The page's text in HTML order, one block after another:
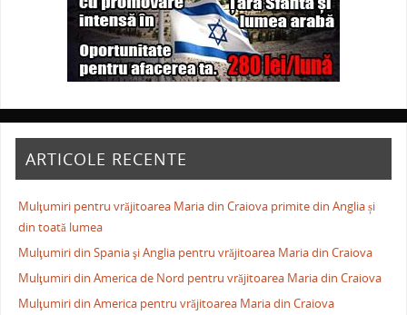
ARTICOLE RECENTE
Mulţumiri pentru vrăjitoarea Maria din Craiova primite din Anglia și
din toată lumea
Mulţumiri din Spania şi Anglia pentru vrăjitoarea Maria din Craiova
Mulţumiri din America de Nord pentru vrăjitoarea Maria din Craiova
Mulţumiri din America pentru vrăjitoarea Maria din Craiova